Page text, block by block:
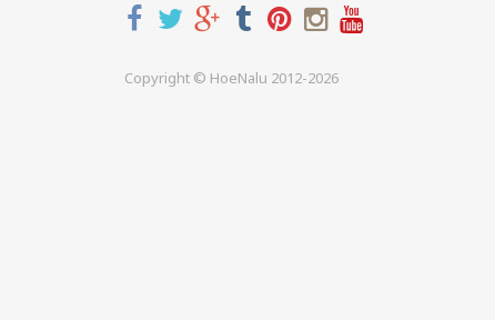
Copyright © HoeNalu 2012-2026